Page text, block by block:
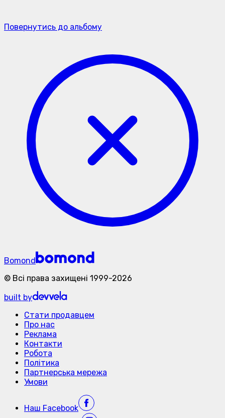
Повернутись до альбому
Bomond
© Всі права захищені 1999-2026
built by
Стати продавцем
Про нас
Реклама
Контакти
Робота
Політика
Партнерська мережа
Умови
Наш Facebook